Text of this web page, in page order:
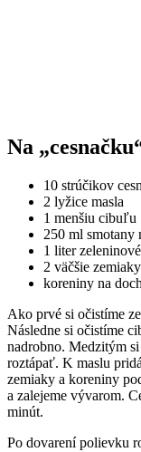
Na
10 strúčikov
2 lyžice masla
1 menšiu cibuľu
250 ml smotany
1 liter
2 väčšie zemiaky
koreniny na
Ako prvé si očistíme
Následne si očistíme
nadrobno. Medzitým si
roztápať. K maslu
zemiaky a koreniny
a zalejeme vývarom.
minút.
Po dovarení polievku